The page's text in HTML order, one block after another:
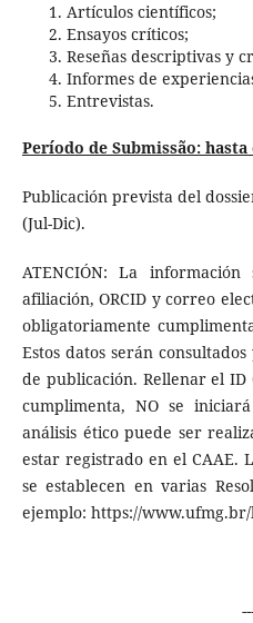
Artículos científicos;
Ensayos críticos;
Reseñas descriptivas y
Informes de
Entrevistas.
Período de Submissão:
Publicación prevista del
(Jul-Dic).
ATENCIÓN: La
afiliación, ORCID y correo
obligatoriamente
Estos datos serán
de publicación. Rellenar el ID
cumplimenta, NO se
análisis ético puede ser
estar registrado en el CAAE.
se establecen en varias
ejemplo: https://